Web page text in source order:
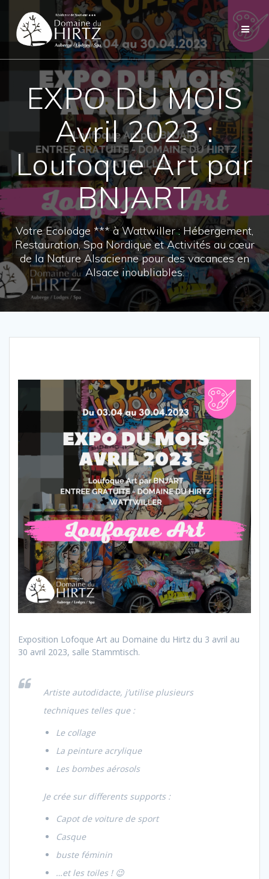
Skip
to
content
EXPO DU MOIS
Avril 2023 :
Loufoque Art par
BNJART
Votre Ecolodge *** à Wattwiller : Hébergement,
Restauration, Spa Nordique et Activités au cœur
de la Nature Alsacienne pour des vacances en
Alsace inoubliables.
Exposition Lofoque Art au Domaine du Hirtz du 3 avril au
30 avril 2023, salle Stammtisch.
Artiste autodidacte, j’utilise plusieurs
techniques telles que :
Le collage
La peinture acrylique
Les bombes aérosols
Je crée sur differents supports :
Capot de voiture de sport
Casque
buste féminin
…et les toiles ! 😉